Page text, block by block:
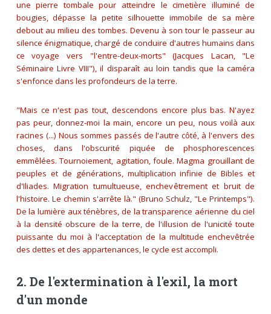
une pierre tombale pour atteindre le cimetière illuminé de
bougies, dépasse la petite silhouette immobile de sa mère
debout au milieu des tombes. Devenu à son tour le passeur au
silence énigmatique, chargé de conduire d'autres humains dans
ce voyage vers "l'entre-deux-morts" (Jacques Lacan, "Le
Séminaire Livre VIII"), il disparaît au loin tandis que la caméra
s'enfonce dans les profondeurs de la terre.
"Mais ce n'est pas tout, descendons encore plus bas. N'ayez
pas peur, donnez-moi la main, encore un peu, nous voilà aux
racines (...) Nous sommes passés de l'autre côté, à l'envers des
choses, dans l'obscurité piquée de phosphorescences
emmêlées. Tournoiement, agitation, foule. Magma grouillant de
peuples et de générations, multiplication infinie de Bibles et
d'Iliades. Migration tumultueuse, enchevêtrement et bruit de
l'histoire. Le chemin s'arrête là." (Bruno Schulz, "Le Printemps").
De la lumière aux ténèbres, de la transparence aérienne du ciel
à la densité obscure de la terre, de l'illusion de l'unicité toute
puissante du moi à l'acceptation de la multitude enchevêtrée
des dettes et des appartenances, le cycle est accompli.
2. De l'extermination à l'exil, la mort
d'un monde